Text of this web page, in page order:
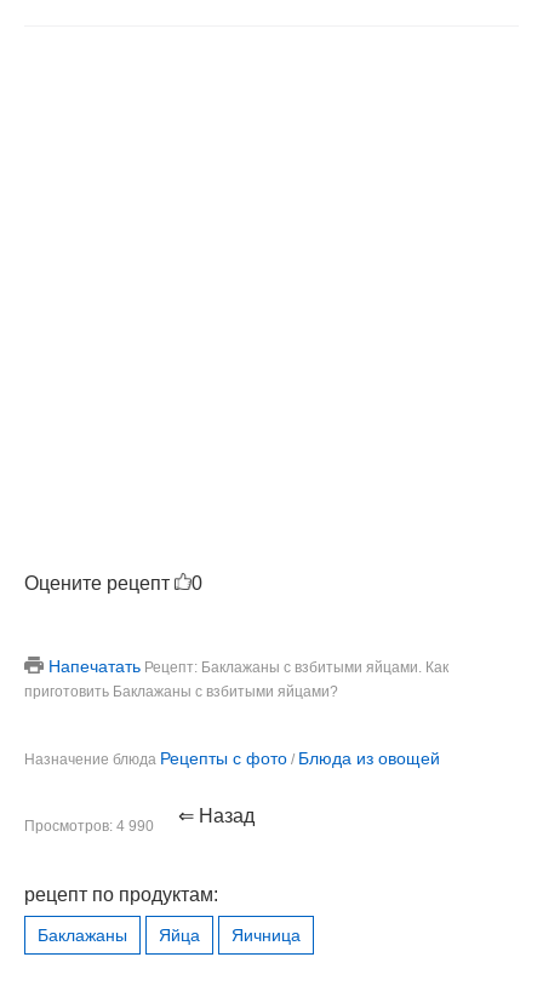
Оцените рецепт 0
Напечатать Рецепт: Баклажаны с взбитыми яйцами. Как
приготовить Баклажаны с взбитыми яйцами?
Назначение блюда Рецепты с фото / Блюда из овощей
Просмотров: 4 990 ⇐ Назад
рецепт по продуктам:
Баклажаны Яйца Яичница